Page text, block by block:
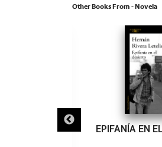
Other Books From - Novela
EPIFANÍA EN